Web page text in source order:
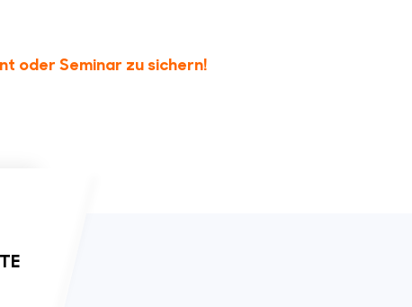
oder Seminar zu sichern!